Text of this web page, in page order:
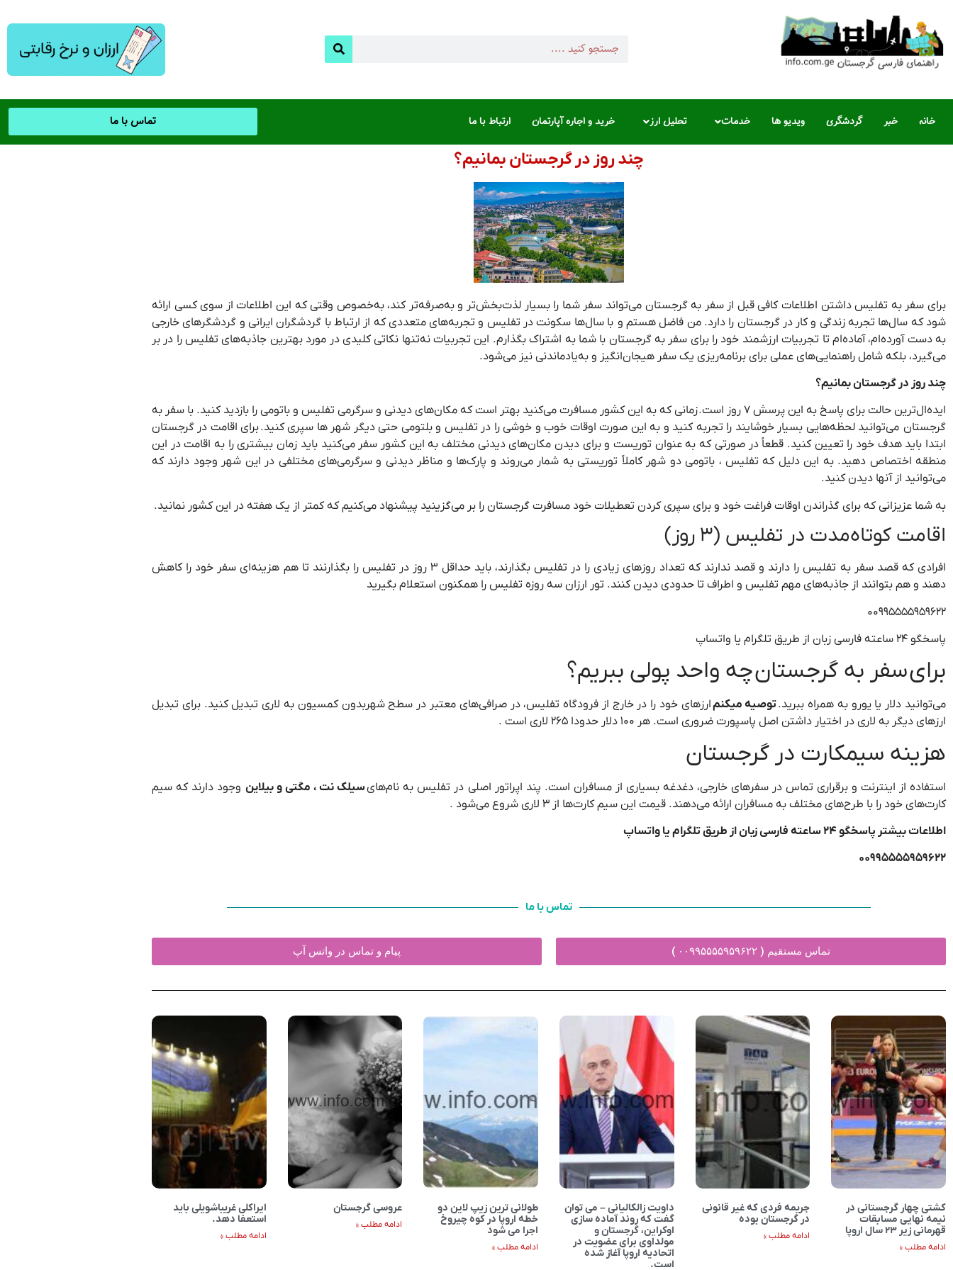
خانه خبر گردشگری ویدیو ها خدمات تحلیل ارز خرید و اجاره آپارتمان ارتباط با ما تماس با ما
چند روز در گرجستان بمانیم؟
برای سفر به تفلیس داشتن اطلاعات کافی قبل از سفر به گرجستان می‌تواند سفر شما را بسیار لذت‌بخش‌تر و به‌صرفه‌تر کند، به‌خصوص وقتی که این اطلاعات از سوی کسی ارائه
شود که سال‌ها تجربه زندگی و کار در گرجستان را دارد. من فاضل هستم و با سال‌ها سکونت در تفلیس و تجربه‌های متعددی که از ارتباط با گردشگران ایرانی و گردشگرهای خارجی
به دست آورده‌ام، آماده‌ام تا تجربیات ارزشمند خود را برای سفر به گرجستان با شما به اشتراک بگذارم. این تجربیات نه‌تنها نکاتی کلیدی در مورد بهترین جاذبه‌های تفلیس را در بر
می‌گیرد، بلکه شامل راهنمایی‌های عملی برای برنامه‌ریزی یک سفر هیجان‌انگیز و به‌یادماندنی نیز می‌شود.
چند روز در گرجستان بمانیم؟
ایده‌ال‌ترین حالت برای پاسخ به این پرسش ۷ روز است. زمانی که به این کشور مسافرت می‌کنید بهتر است که مکان‌های دیدنی و سرگرمی تفلیس و باتومی را بازدید کنید. با سفر به
گرجستان می‌توانید لحظه‌هایی بسیار خوشایند را تجربه کنید و به این صورت اوقات خوب و خوشی را در تفلیس و بلتومی حتی دیگر شهر ها سپری کنید. برای اقامت در گرجستان
ابتدا باید هدف خود را تعیین کنید. قطعاً در صورتی که به عنوان توریست و برای دیدن مکان‌های دیدنی مختلف به این کشور سفر می‌کنید باید زمان بیشتری را به اقامت در این
منطقه اختصاص دهید. به این دلیل که تفلیس ، باتومی دو شهر کاملاً توریستی به شمار می‌روند و پارک‌ها و مناظر دیدنی و سرگرمی‌های مختلفی در این شهر وجود دارند که
می‌توانید از آنها دیدن کنید.
به شما عزیزانی که برای گذراندن اوقات فراغت خود و برای سپری کردن تعطیلات خود مسافرت گرجستان را بر می‌گزینید پیشنهاد می‌کنیم که کمتر از یک هفته در این کشور نمانید.
اقامت کوتاه‌مدت در تفلیس (۳ روز)
افرادی که قصد سفر به تفلیس را دارند و قصد ندارند که تعداد روزهای زیادی را در تفلیس بگذارند، باید حداقل ۳ روز در تفلیس را بگذارنند تا هم هزینه‌ای سفر خود را کاهش
دهند و هم بتوانند از جاذبه‌های مهم تفلیس و اطراف تا حدودی دیدن کنند. تور ارزان سه روزه تفلیس را همکنون استعلام بگیرید
۰۰۹۹۵۵۵۵۹۵۹۶۲۲
پاسخگو ۲۴ ساعته فارسی زبان از طریق تلگرام یا واتساپ
برای سفر به گرجستان چه واحد پولی ببریم؟
می‌توانید دلار یا یورو به همراه ببرید.توصیه میکنمارزهای خود را در خارج از فرودگاه تفلیس، در صرافی‌های معتبر در سطح شهربدون کمسیون به لاری تبدیل کنید. برای تبدیل
ارزهای دیگر به لاری در اختیار داشتن اصل پاسپورت ضروری است. هر ۱۰۰ دلار حدودا ۲۶۵ لاری است .
هزینه سیمکارت در گرجستان
استفاده از اینترنت و برقراری تماس در سفرهای خارجی، دغدغه بسیاری از مسافران است. پند اپراتور اصلی در تفلیس به نام‌هایسیلک نت ، مگتی و بیلاین وجود دارند که سیم
کارت‌های خود را با طرح‌های مختلف به مسافران ارائه می‌دهند. قیمت این سیم کارت‌ها از ۳ لاری شروع می‌شود .
اطلاعات بیشتر پاسخگو ۲۴ ساعته فارسی زبان از طریق تلگرام یا واتساپ
۰۰۹۹۵۵۵۵۹۵۹۶۲۲
تماس با ما
تماس مستقیم ( ۰۰۹۹۵۵۵۵۹۵۹۶۲۲ ) پیام و تماس در واتس آپ
کشتی چهار گرجستانی در
نیمه نهایی مسابقات
قهرمانی زیر ۲۳ سال اروپا
ادامه مطلب »
جریمه فردی که غیر قانونی
در گرجستان بوده
ادامه مطلب »
داویت زالكالیانی – می توان
گفت كه روند آماده سازی
اوکراین، گرجستان و
مولداوی برای عضویت در
اتحادیه اروپا آغاز شده
است.
طولانی ترین زیپ لاین دو
خطه اروپا در کوه چیروخ
اجرا می شود
ادامه مطلب »
عروسی گرجستان
ادامه مطلب »
ایراکلی غریباشویلی باید
استعفا دهد.
ادامه مطلب »